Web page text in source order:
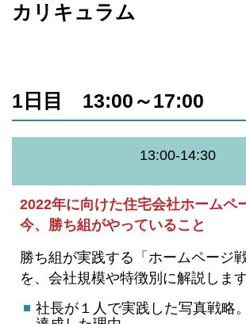
カリキュラム
1日目 13:00～17:00
13:00-14:30
2022年に向けた住宅会社ホームペ
今、勝ち組がやっていること
勝ち組が実践する「ホームページ
を、会社規模や特徴別に解説します
社長が１人で実践した写真戦略